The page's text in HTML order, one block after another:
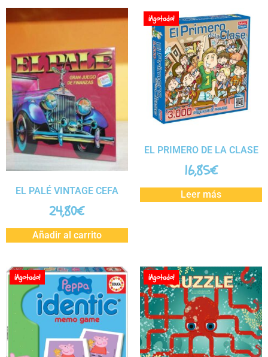
EL PALÉ VINTAGE CEFA
24,80€
Añadir al carrito
¡Agotado!
EL PRIMERO DE LA CLASE
16,85€
Leer más
¡Agotado! ¡Agotado!